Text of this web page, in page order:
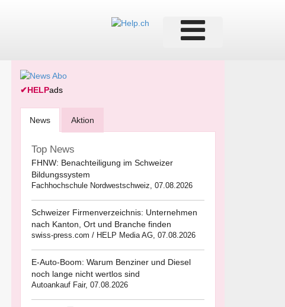
✔HELPads
News Aktion
Top News
FHNW: Benachteiligung im Schweizer
Bildungssystem
Fachhochschule Nordwestschweiz, 07.08.2026
Schweizer Firmenverzeichnis: Unternehmen
nach Kanton, Ort und Branche finden
swiss-press.com / HELP Media AG, 07.08.2026
E-Auto-Boom: Warum Benziner und Diesel
noch lange nicht wertlos sind
Autoankauf Fair, 07.08.2026